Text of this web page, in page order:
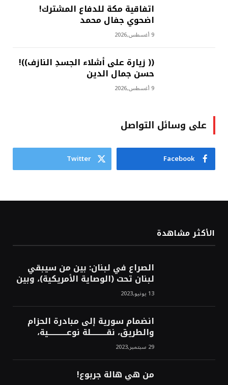
اتفاقية مكة للدفاع المشترك!
اضحوي جفال محمد
9 أغسطس,2026
(( زيارة على أشلاء الجسدِ النازف))!
حسن جمال الدين
9 أغسطس,2026
على وسائل التواصل
Facebook
Twitter
الأكثر مشاهدة
الصراع في لبنان: بين من سيبقي
لبنان تحت (الوصاية الأمريكية)، وبين
من سيخرج لبنان من النفق الغربي!
محمد محسن13 يونيو,2023
انضمام سورية إلى مبادرة الحزام
والطريق، نقــــــــــلة نوعــــــــــــية،
استراتيجية، تاريخية، نهائية، نحو
الشرق!محمد محسن29 سبتمبر,2023
من هي هالة جربوع!